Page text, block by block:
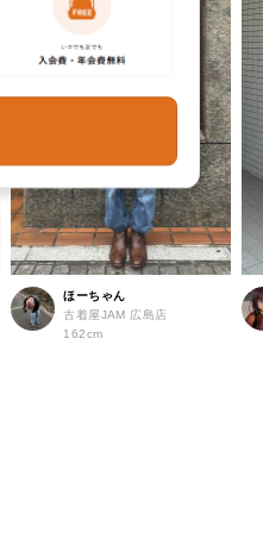
ほーちゃん
古着屋JAM 広島店
162cm